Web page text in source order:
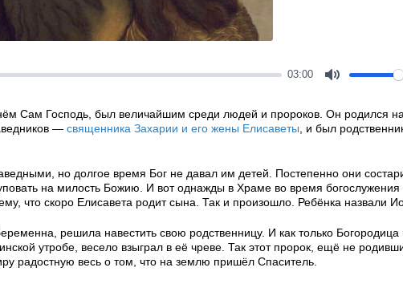
03:00
Сам Господь, был величайшим среди людей и пророков. Он родился
— священника Захарии и его жены Елисаветы, и был
но долгое время Бог не давал им детей. Постепенно они
на милость Божию. И вот однажды в Храме во время богослужения
что скоро Елисавета родит сына. Так и произошло. Ребёнка назвали
решила навестить свою родственницу. И как только Богородица
утробе, весело взыграл в её чреве. Так этот пророк, ещё не
радостную весь о том, что на землю пришёл Спаситель.